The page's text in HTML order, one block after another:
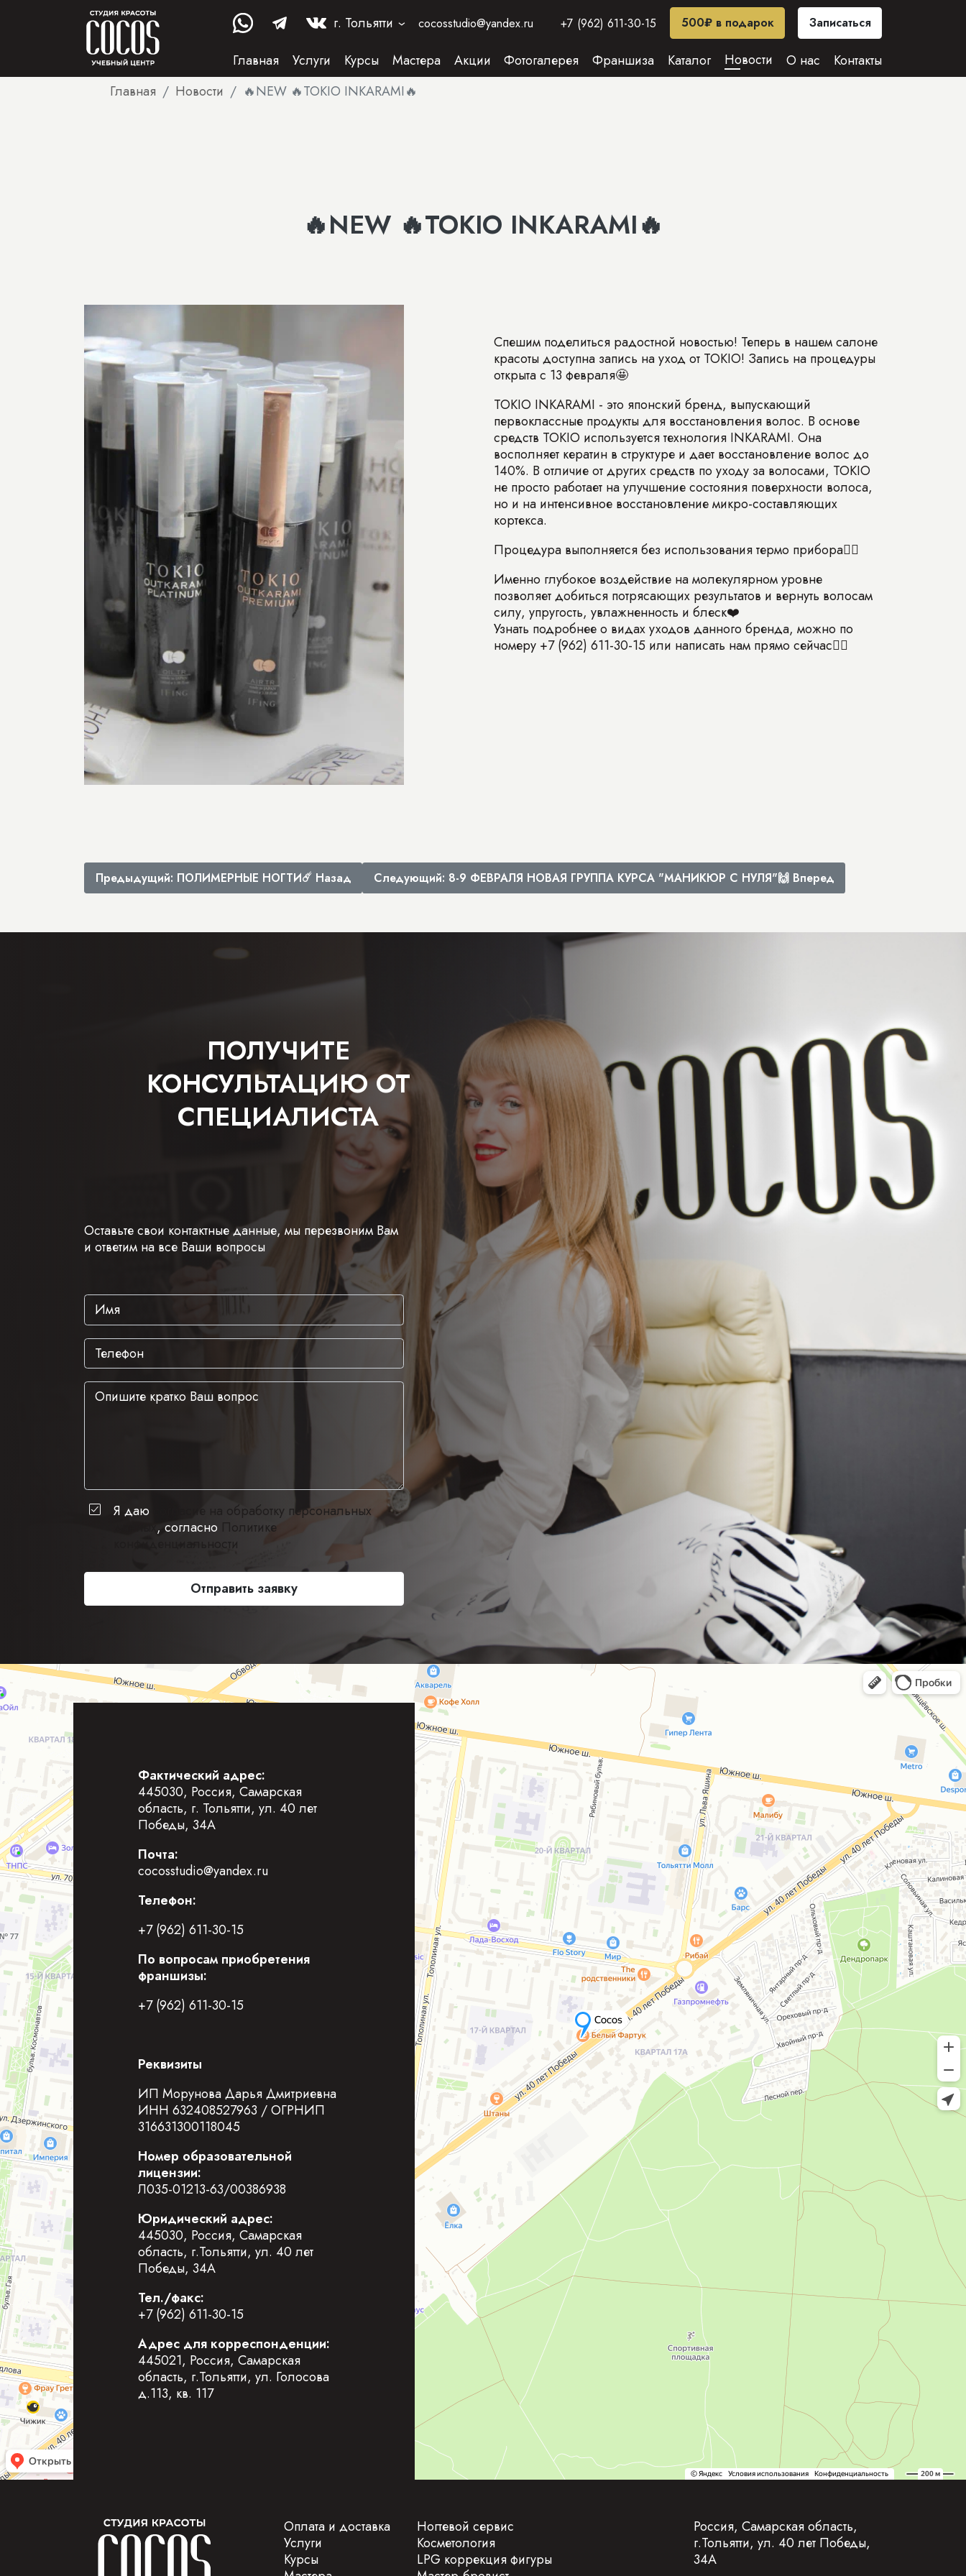
Главная Услуги Курсы Мастера Акции Фотогалерея Франшиза Каталог Новости О нас Контакты
г. Тольятти › cocosstudio@yandex.ru +7 (962) 611-30-15 500₽ в подарок Записаться
Главная Новости 🔥NEW 🔥TOKIO INKARAMI🔥
🔥NEW 🔥TOKIO INKARAMI🔥
Спешим поделиться радостной новостью! Теперь в нашем салоне
красоты доступна запись на уход от TOKIO! Запись на процедуры
открыта с 13 февраля🤩
TOKIO INKARAMI - это японский бренд, выпускающий
первоклассные продукты для восстановления волос. В основе
средств TOKIO используется технология INKARAMI. Она
восполняет кератин в структуре и дает восстановление волос до
140%. В отличие от других средств по уходу за волосами, TOKIO
не просто работает на улучшение состояния поверхности волоса,
но и на интенсивное восстановление микро-составляющих
кортекса.
Процедура выполняется без использования термо прибора☝🏼
Именно глубокое воздействие на молекулярном уровне
позволяет добиться потрясающих результатов и вернуть волосам
силу, упругость, увлажненность и блеск❤️
Узнать подробнее о видах уходов данного бренда, можно по
номеру +7 (962) 611-30-15 или написать нам прямо сейчас👇🏼
Предыдущий: ПОЛИМЕРНЫЕ НОГТИ☄️ Назад Следующий: 8-9 ФЕВРАЛЯ НОВАЯ ГРУППА КУРСА "МАНИКЮР С НУЛЯ"🙌 Вперед
ПОЛУЧИТЕ
КОНСУЛЬТАЦИЮ ОТ
СПЕЦИАЛИСТА
Оставьте свои контактные данные, мы перезвоним Вам
и ответим на все Ваши вопросы
Я даю
согласие на обработку персональных
, согласно
Политике
конфиденциальности
Отправить заявку
Фактический адрес:
445030, Россия, Самарская
область, г. Тольятти, ул. 40 лет
Победы, 34А
Почта:
cocosstudio@yandex.ru
Телефон:
+7 (962) 611-30-15
По вопросам приобретения
франшизы:
+7 (962) 611-30-15
Реквизиты
ИП Морунова Дарья Дмитриевна
ИНН 632408527963 / ОГРНИП
316631300118045
Номер образовательной
лицензии:
Л035-01213-63/00386938
Юридический адрес:
445030, Россия, Самарская
область, г.Тольятти, ул. 40 лет
Победы, 34А
Тел./факс:
+7 (962) 611-30-15
Адрес для корреспонденции:
445021, Россия, Самарская
область, г.Тольятти, ул. Голосова
д.113, кв. 117
Оплата и доставка
Услуги
Курсы
Ногтевой сервис
Косметология
LPG коррекция фигуры
Россия, Самарская область,
г.Тольятти, ул. 40 лет Победы,
34А